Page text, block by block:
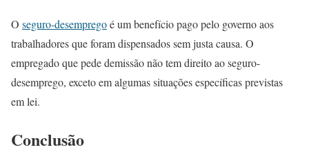
O seguro-desempregoé um benefício pago pelo governo aos
trabalhadores que foram dispensados sem justa causa. O
empregado que pede demissão não tem direito ao seguro-
desemprego, exceto em algumas situações específicas previstas
em lei.
Conclusão